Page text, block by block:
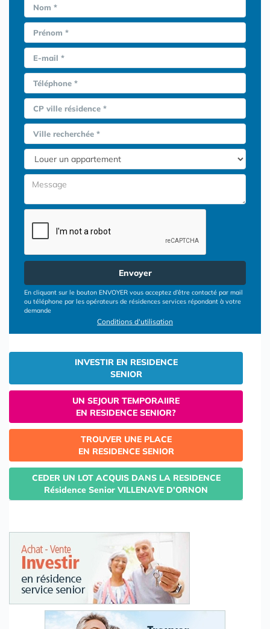
Nom *
Prénom *
E-mail *
Téléphone *
CP ville résidence *
Ville recherchée *
Envoyer
En cliquant sur le bouton ENVOYER vous acceptez d’être contacté par mail
ou téléphone par les opérateurs de résidences services répondant à votre
demande
Conditions d'utilisation
INVESTIR EN RESIDENCE
SENIOR
UN SEJOUR TEMPORAIIRE
EN RESIDENCE SENIOR?
TROUVER UNE PLACE
EN RESIDENCE SENIOR
CEDER UN LOT ACQUIS DANS LA RESIDENCE
Résidence Senior VILLENAVE D'ORNON